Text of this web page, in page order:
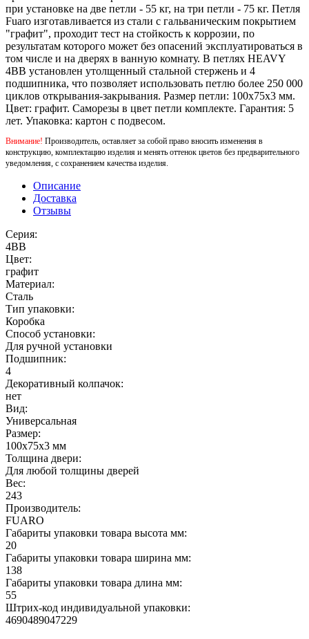
при установке на две петли - 55 кг, на три петли - 75 кг. Петля
Fuaro изготавливается из стали с гальваническим покрытием
"графит", проходит тест на стойкость к коррозии, по
результатам которого может без опасений эксплуатироваться в
том числе и на дверях в ванную комнату. В петлях HEAVY
4BB установлен утолщенный стальной стержень и 4
подшипника, что позволяет использовать петлю более 250 000
циклов открывания-закрывания. Размер петли: 100x75x3 мм.
Цвет: графит. Саморезы в цвет петли комплекте. Гарантия: 5
лет. Упаковка: картон с подвесом.
Внимание! Производитель, оставляет за собой право вносить изменения в
конструкцию, комплектацию изделия и менять оттенок цветов без предварительного
уведомления, с сохранением качества изделия.
Описание
Доставка
Отзывы
Серия:
4BB
Цвет:
графит
Материал:
Сталь
Тип упаковки:
Коробка
Способ установки:
Для ручной установки
Подшипник:
4
Декоративный колпачок:
нет
Вид:
Универсальная
Размер:
100х75х3 мм
Толщина двери:
Для любой толщины дверей
Вес:
243
Производитель:
FUARO
Габариты упаковки товара высота мм:
20
Габариты упаковки товара ширина мм:
138
Габариты упаковки товара длина мм:
55
Штрих-код индивидуальной упаковки:
4690489047229